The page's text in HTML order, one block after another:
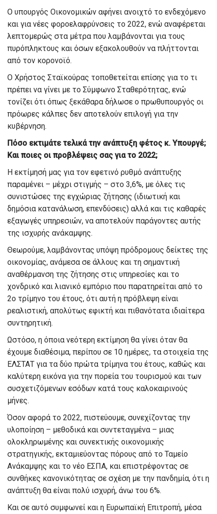
Ο υπουργός Οικονομικών αφήνει ανοιχτό το ενδεχόμενο
και για νέες φοροελαφρύνσεις το 2022, ενώ αναφέρεται
λεπτομερώς στα μέτρα που λαμβάνονται για τους
πυρόπληκτους και όσων εξακολουθούν να πλήττονται
από τον κορονοϊό.
Ο Χρήστος Σταϊκούρας τοποθετείται επίσης για το τι
πρέπει να γίνει με το Σύμφωνο Σταθερότητας, ενώ
τονίζει ότι όπως ξεκάθαρα δήλωσε ο πρωθυπουργός οι
πρόωρες κάλπες δεν αποτελούν επιλογή για την
κυβέρνηση.
Πόσο εκτιμάτε τελικά την ανάπτυξη φέτος κ. Υπουργέ;
Και ποιες οι προβλέψεις σας για το 2022;
Η εκτίμησή μας για τον εφετινό ρυθμό ανάπτυξης
παραμένει – μέχρι στιγμής – στο 3,6%, με όλες τις
συνιστώσες της εγχώριας ζήτησης (ιδιωτική και
δημόσια κατανάλωση, επενδύσεις) αλλά και τις καθαρές
εξαγωγές υπηρεσιών, να αποτελούν παράγοντες αυτής
της ισχυρής ανάκαμψης.
Θεωρούμε, λαμβάνοντας υπόψη πρόδρομους δείκτες της
οικονομίας, ανάμεσα σε άλλους και τη σημαντική
αναθέρμανση της ζήτησης στις υπηρεσίες και το
χονδρικό και λιανικό εμπόριο που παρατηρείται από το
2ο τρίμηνο του έτους, ότι αυτή η πρόβλεψη είναι
ρεαλιστική, απολύτως εφικτή και πιθανότατα ιδιαίτερα
συντηρητική.
Ωστόσο, η όποια νεότερη εκτίμηση θα γίνει όταν θα
έχουμε διαθέσιμα, περίπου σε 10 ημέρες, τα στοιχεία της
ΕΛΣΤΑΤ για τα δύο πρώτα τρίμηνα του έτους, καθώς και
καλύτερη εικόνα για την πορεία του τουρισμού και των
συσχετιζόμενων εσόδων κατά τους καλοκαιρινούς
μήνες.
Όσον αφορά το 2022, πιστεύουμε, συνεχίζοντας την
υλοποίηση – μεθοδικά και συντεταγμένα – μιας
ολοκληρωμένης και συνεκτικής οικονομικής
στρατηγικής, εκταμιεύοντας πόρους από το Ταμείο
Ανάκαμψης και το νέο ΕΣΠΑ, και επιστρέφοντας σε
συνθήκες κανονικότητας σε σχέση με την πανδημία, ότι η
ανάπτυξη θα είναι πολύ ισχυρή, άνω του 6%.
Και σε αυτό συμφωνεί και η Ευρωπαϊκή Επιτροπή, μέσα